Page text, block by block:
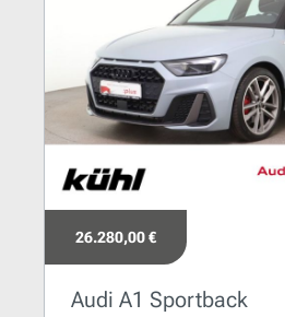
26.280,00 €
Audi A1 Sportback